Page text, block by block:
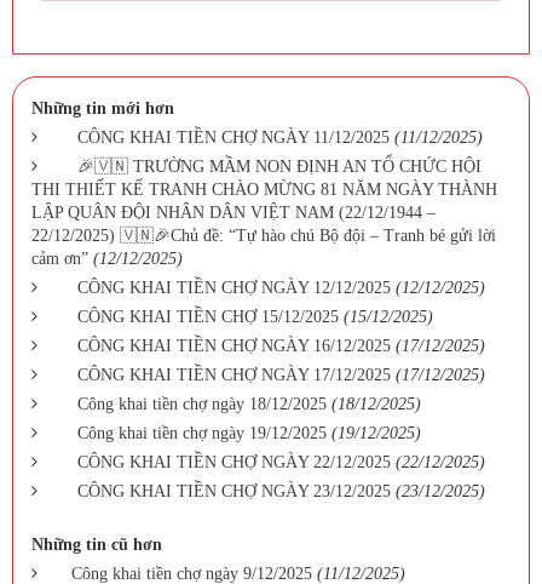
Những tin mới hơn
CÔNG KHAI TIỀN CHỢ NGÀY 11/12/2025 (11/12/2025)
🎉🇻🇳 TRƯỜNG MẦM NON ĐỊNH AN TỔ CHỨC HỘI
THI THIẾT KẾ TRANH CHÀO MỪNG 81 NĂM NGÀY THÀNH
LẬP QUÂN ĐỘI NHÂN DÂN VIỆT NAM (22/12/1944 –
22/12/2025) 🇻🇳🎉Chủ đề: “Tự hào chú Bộ đội – Tranh bé gửi lời
cảm ơn” (12/12/2025)
CÔNG KHAI TIỀN CHỢ NGÀY 12/12/2025 (12/12/2025)
CÔNG KHAI TIỀN CHỢ 15/12/2025 (15/12/2025)
CÔNG KHAI TIỀN CHỢ NGÀY 16/12/2025 (17/12/2025)
CÔNG KHAI TIỀN CHỢ NGÀY 17/12/2025 (17/12/2025)
Công khai tiền chợ ngày 18/12/2025 (18/12/2025)
Công khai tiền chợ ngày 19/12/2025 (19/12/2025)
CÔNG KHAI TIỀN CHỢ NGÀY 22/12/2025 (22/12/2025)
CÔNG KHAI TIỀN CHỢ NGÀY 23/12/2025 (23/12/2025)
Những tin cũ hơn
Công khai tiền chợ ngày 9/12/2025 (11/12/2025)